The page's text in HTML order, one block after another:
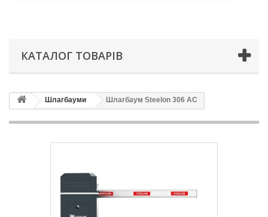
КАТАЛОГ ТОВАРІВ
Шлагбауми Шлагбаум Steelon 306 AC